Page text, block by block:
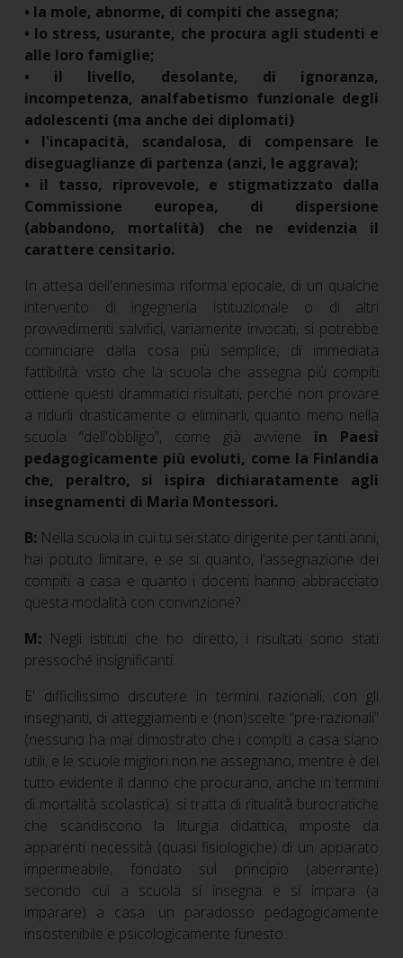
• la mole, abnorme, di compiti che assegna;
• lo stress, usurante, che procura agli studenti e
alle loro famiglie;
• il livello, desolante, di ignoranza,
incompetenza, analfabetismo funzionale degli
adolescenti (ma anche dei diplomati)
• l'incapacità, scandalosa, di compensare le
diseguaglianze di partenza (anzi, le aggrava);
• il tasso, riprovevole, e stigmatizzato dalla
Commissione europea, di dispersione
(abbandono, mortalità) che ne evidenzia il
carattere censitario.
In attesa dell'ennesima riforma epocale, di un qualche
intervento di ingegneria istituzionale o di altri
provvedimenti salvifici, variamente invocati, si potrebbe
cominciare dalla cosa più semplice, di immediata
fattibilità: visto che la scuola che assegna più compiti
ottiene questi drammatici risultati, perché non provare
a ridurli drasticamente o eliminarli, quanto meno nella
scuola “dell'obbligo”, come già avviene in Paesi
pedagogicamente più evoluti, come la Finlandia
che, peraltro, si ispira dichiaratamente agli
insegnamenti di Maria Montessori.
B: Nella scuola in cui tu sei stato dirigente per tanti anni,
hai potuto limitare, e se si quanto, l’assegnazione dei
compiti a casa e quanto i docenti hanno abbracciato
questa modalità con convinzione?
M: Negli istituti che ho diretto, i risultati sono stati
pressoché insignificanti.
E' difficilissimo discutere in termini razionali, con gli
insegnanti, di atteggiamenti e (non)scelte “pre-razionali”
(nessuno ha mai dimostrato che i compiti a casa siano
utili, e le scuole migliori non ne assegnano, mentre è del
tutto evidente il danno che procurano, anche in termini
di mortalità scolastica): si tratta di ritualità burocratiche
che scandiscono la liturgia didattica, imposte da
apparenti necessità (quasi fisiologiche) di un apparato
impermeabile, fondato sul principio (aberrante)
secondo cui a scuola si insegna e si impara (a
imparare) a casa: un paradosso pedagogicamente
insostenibile e psicologicamente funesto.